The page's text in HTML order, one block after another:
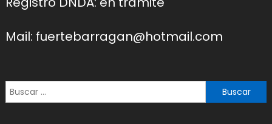
Mail: fuertebarragan@hotmail.com
Buscar: